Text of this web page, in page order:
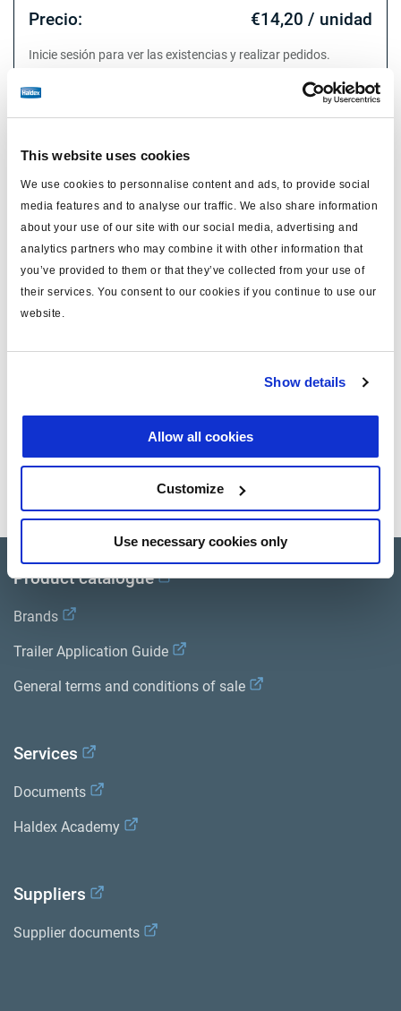
This website uses cookies
We use cookies to personnalise content and ads, to provide social
media features and to analyse our traffic. We also share information
about your use of our site with our social media, advertising and
analytics partners who may combine it with other information that
you’ve provided to them or that they’ve collected from your use of
their services. You consent to our cookies if you continue to use our
website.
Show details
Allow all cookies
Customize
Use necessary cookies only
Precio: €14,20 / unidad
Inicie sesión para ver las existencias y realizar pedidos.
Attr. A tipo 24
Attr. C carrera larga 76
Attr. D
Vea todas las publicaciones relacionadas en nuestra
Biblioteca bibliográfica de productos.
Product catalogue
Brands
Trailer Application Guide
General terms and conditions of sale
Services
Documents
Haldex Academy
Suppliers
Supplier documents